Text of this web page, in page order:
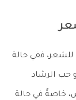
للشعر، ففي حالة
حب الرشاد
خاصةً في حالة